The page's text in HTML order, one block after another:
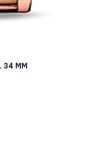
34 MM